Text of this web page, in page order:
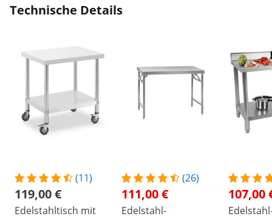
Technische Details
(11)
119,00 €
Edelstahltisch mit
(26)
111,00 €
Edelstahl-
107,00